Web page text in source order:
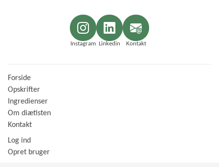
Instagram Linkedin Kontakt
Forside
Opskrifter
Ingredienser
Om diætisten
Kontakt
Log ind
Opret bruger